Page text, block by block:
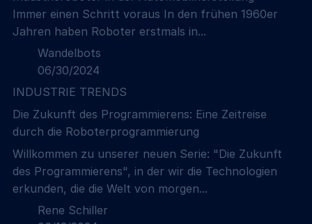
Immer einen Schritt voraus In den frühen 1960er
Jahren haben Roboter erstmals in...
Wandelbots
06/30/2024
INDUSTRIE TRENDS
Die Zukunft des Programmierens: Eine Zeitreise
durch die Roboterprogrammierung
Willkommen zu unserer neuen Serie: "Die Zukunft
des Programmierens", in der wir die Technologien
erkunden, die die Welt von morgen...
Rene Schiller